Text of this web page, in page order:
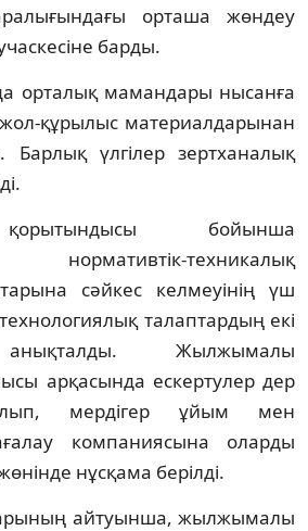
орташа жөндеу
барды.
орталық мамандары нысанға
құрылыс материалдарынан
үлгілер зертханалық
бойынша
нормативтік-техникалық
сәйкес келмеуінің үш
талаптардың екі
Жылжымалы
арқасында ескертулер дер
мердігер ұйым мен
компаниясына оларды
нұсқама берілді.
айтуынша, жылжымалы